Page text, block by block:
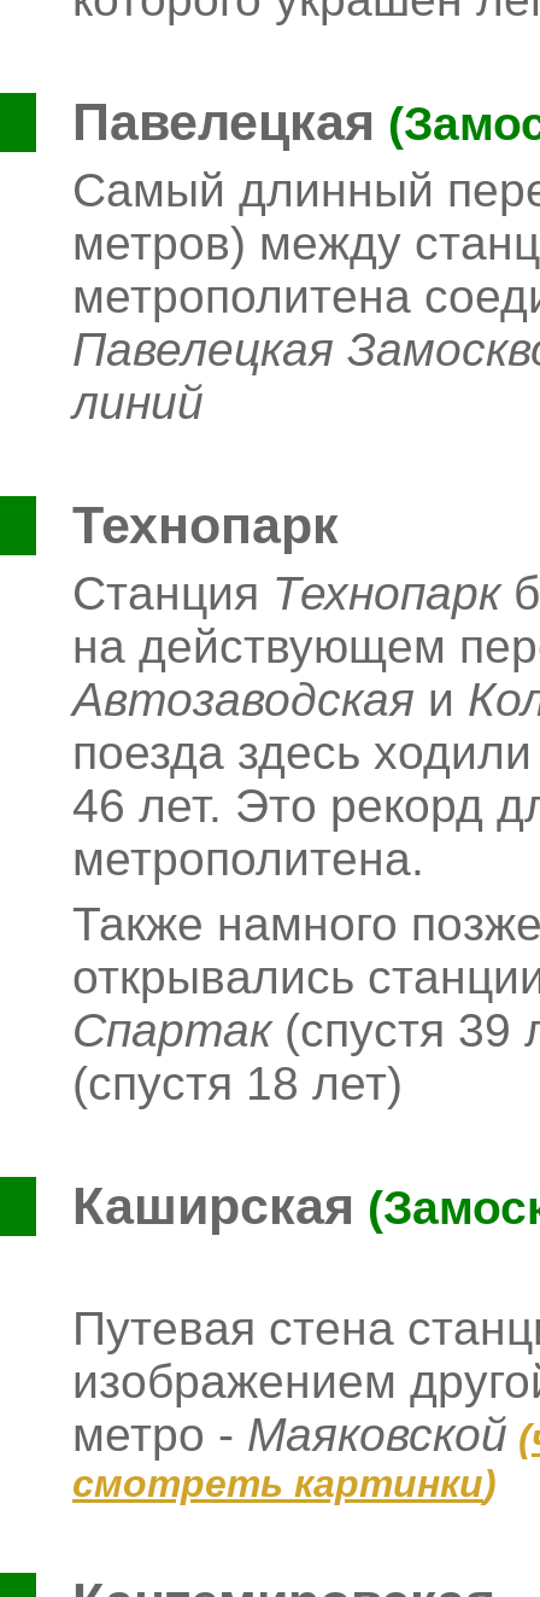
Павелецкая
Самый длинный
метров) между
метрополитена
Павелецкая
линий
Технопарк
Станция Технопарк
на действующем
Автозаводская и
поезда здесь
46 лет. Это рекорд
метрополитена.
Также намного
открывались
Спартак(спустя 39
(спустя 18 лет)
Каширская
Путевая стена
изображением
метро - Маяковской (
смотреть картинки)